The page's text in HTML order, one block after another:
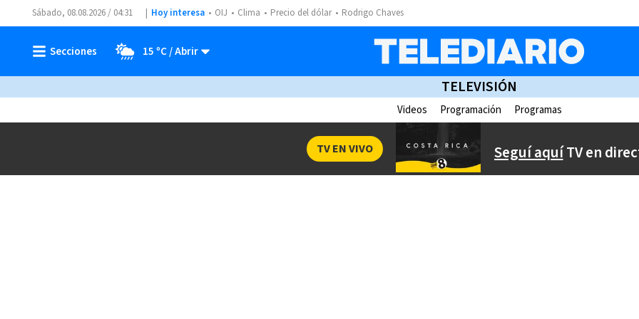
Sábado, 08.08.2026 / 04:31 Hoy interesa OIJ Clima Precio del dólar Rodrigo Chaves
15 ºC
TELEVISIÓN
Videos Programación Programas
Seguí aquíTV en
TV EN VIVO